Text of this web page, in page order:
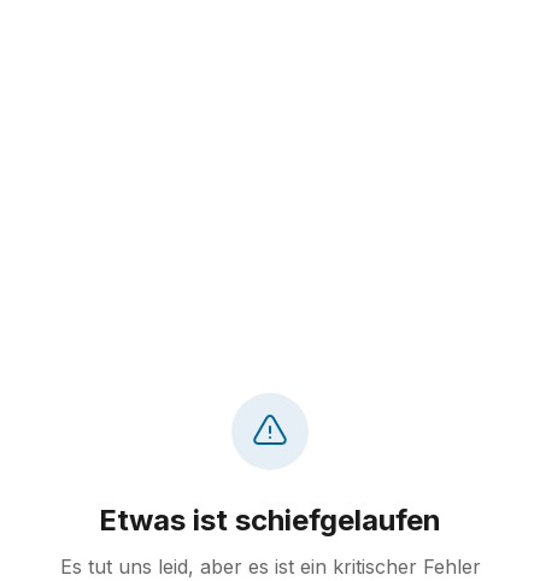
Etwas ist schiefgelaufen
Es tut uns leid, aber es ist ein kritischer Fehler